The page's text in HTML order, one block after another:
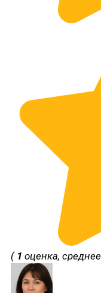
( 1 оценка, среднее